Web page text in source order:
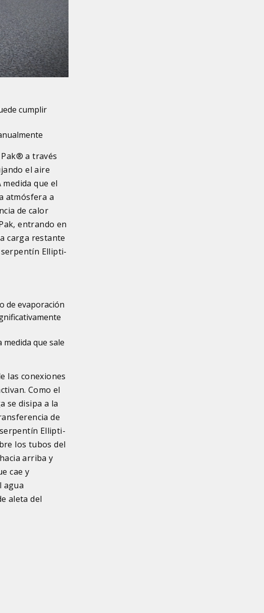
cumplir
a través
el aire
que el
atmósfera a
de calor
entrando en
carga restante
Ellipti-
de evaporación
que sale
las conexiones
Como el
se disipa a la
de
Ellipti-
los tubos del
arriba y
cae y
agua
aleta del